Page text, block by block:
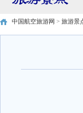
中国航空旅游网 > 旅游景